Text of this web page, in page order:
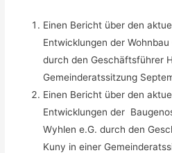
Einen Bericht über den
Entwicklungen der
durch den Geschäftsführer
Gemeinderatssitzung
Einen Bericht über den
Entwicklungen der
Wyhlen e.G. durch den
Kuny in einer